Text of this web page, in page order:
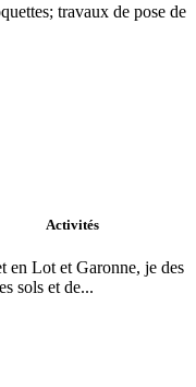
travaux de pose de
Activités
en Lot et Garonne, je des
sols et de...